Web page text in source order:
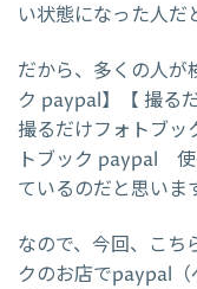
い状態になった人だ
だから、多くの人が
ク paypal】【 撮る
撮るだけフォトブ
トブック paypal 使
ているのだと思いま
なので、今回、こち
クのお店でpaypal